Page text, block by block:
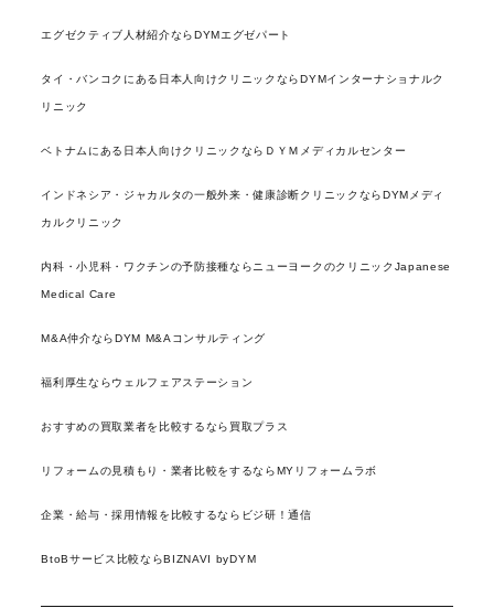
エグゼクティブ人材紹介ならDYMエグゼパート
タイ・バンコクにある日本人向けクリニックならDYMインターナショナルク
リニック
ベトナムにある日本人向けクリニックならＤＹＭメディカルセンター
インドネシア・ジャカルタの一般外来・健康診断クリニックならDYMメディ
カルクリニック
内科・小児科・ワクチンの予防接種ならニューヨークのクリニックJapanese
Medical Care
M&A仲介ならDYM M&Aコンサルティング
福利厚生ならウェルフェアステーション
おすすめの買取業者を比較するなら買取プラス
リフォームの見積もり・業者比較をするならMYリフォームラボ
企業・給与・採用情報を比較するならビジ研！通信
BtoBサービス比較ならBIZNAVI byDYM